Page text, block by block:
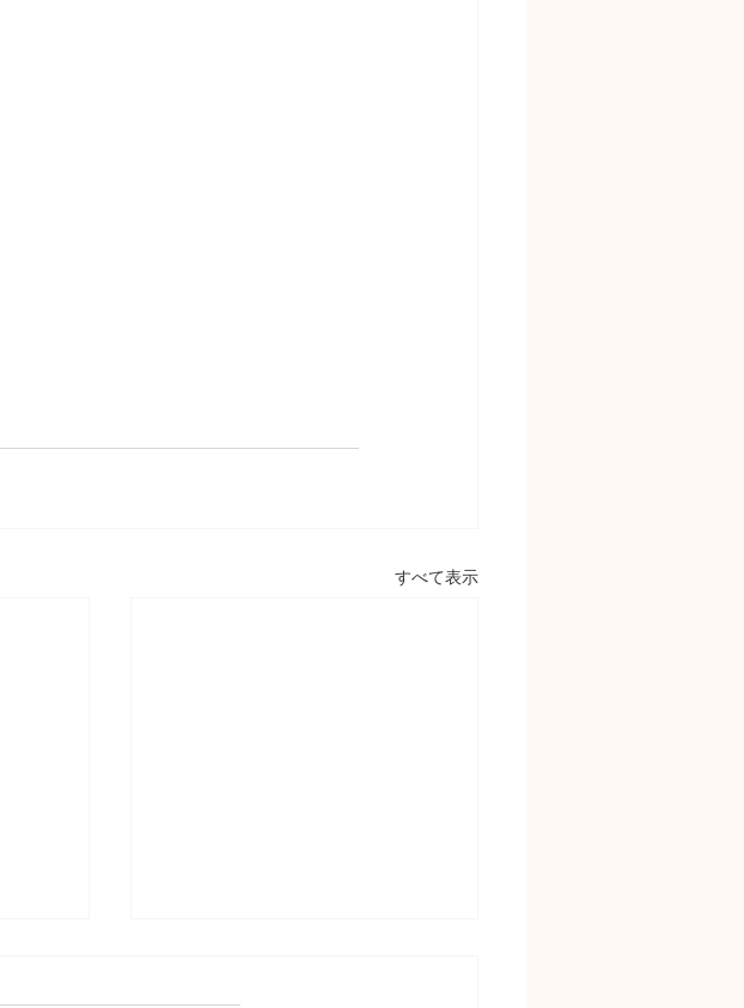
すべて表示